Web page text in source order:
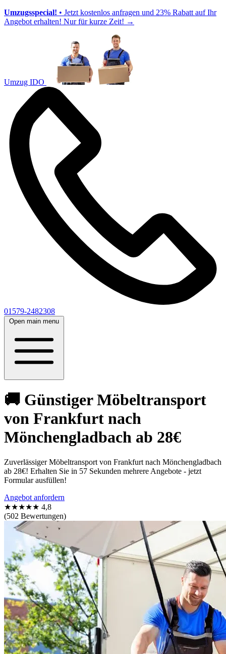
Umzugsspecial! • Jetzt kostenlos anfragen und 23% Rabatt auf Ihr
Angebot erhalten! Nur für kurze Zeit! →
Umzug IDO
01579-2482308
Open main menu
🚚 Günstiger Möbeltransport
von Frankfurt nach
Mönchengladbach ab 28€
Zuverlässiger Möbeltransport von Frankfurt nach Mönchengladbach
ab 28€! Erhalten Sie in 57 Sekunden mehrere Angebote - jetzt
Formular ausfüllen!
Angebot anfordern
★★★★★ 4,8
(502 Bewertungen)